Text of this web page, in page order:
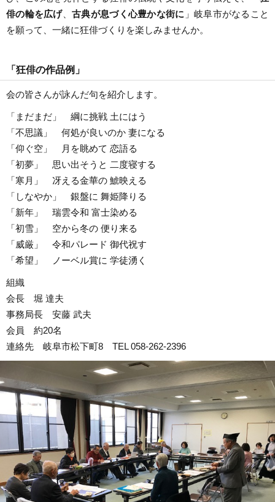
俳の輪を広げ、古典が息づく心豊かな街に 」岐阜市がなること
を願って、一緒に狂俳づくりを楽しみませんか。
「狂俳の作品例」
会の皆さんが詠んだ句を紹介します。
「まだまだ」 綱に挑戦 土にはう
「不思議」 何処が良いのか 妻になる
「仰ぐ空」 月を眺めて 恋語る
「初夢」 思い出そうと 二度寝する
「寒月」 冴える金華の 鯱映える
「しなやか」 銀盤に 舞姫降りる
「新年」 瑞雲令和 富士染める
「初雪」 空から冬の 便り来る
「威厳」 令和パレード 御代祝す
「希望」 ノーベル賞に 学徒湧く
組織
会長 堀 達夫
事務局長 安藤 武夫
会員 約20名
連絡先 岐阜市松下町8 TEL 058-262-2396